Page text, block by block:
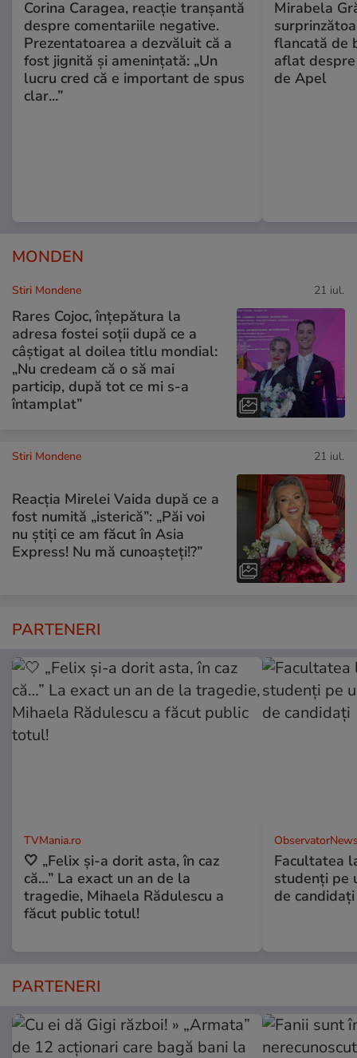
Corina Caragea, reacție tranșantă
despre comentariile negative.
Prezentatoarea a dezvăluit că a
fost jignită și amenințată: „Un
lucru cred că e important de spus
clar...”
Mirabela
flancată de
aflat
de Apel
MONDEN
Stiri Mondene 21 iul.
Rares Cojoc, înțepătura la
adresa fostei soții după ce a
câștigat al doilea titlu mondial:
„Nu credeam că o să mai
particip, după tot ce mi s-a
întamplat”
Stiri Mondene 21 iul.
Reacția Mirelei Vaida după ce a
fost numită „isterică”: „Păi voi
nu știți ce am făcut în Asia
Express! Nu mă cunoașteți!?”
PARTENERI
TVMania.ro
🤍 „Felix și-a dorit asta, în caz
că…” La exact un an de la
tragedie, Mihaela Rădulescu a
făcut public totul!
Facultatea
studenţi pe
de candidaţi
PARTENERI